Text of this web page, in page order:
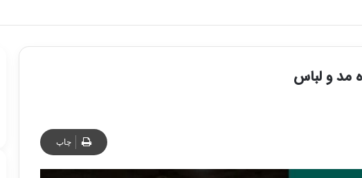
که بدون تغذیه خطرناک می‌شود
مد و لباس
چاپ